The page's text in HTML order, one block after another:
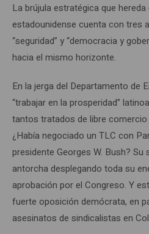
La brújula estratégica que
estadounidense cuenta con tres
“seguridad” y “democracia y
hacia el mismo horizonte.
En la jerga del Departamento de
“trabajar en la prosperidad”
tantos tratados de libre
¿Había negociado un TLC con
presidente Georges W. Bush?
antorcha desplegando toda su
aprobación por el Congreso. Y
fuerte oposición demócrata, en
asesinatos de sindicalistas en